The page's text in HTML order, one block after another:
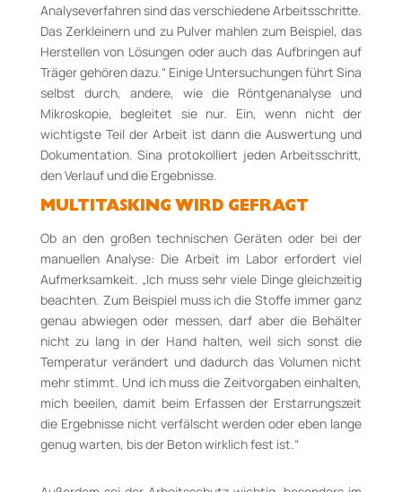
Analyseverfahren sind das verschiedene Arbeitsschritte.
Das Zerkleinern und zu Pulver mahlen zum Beispiel, das
Herstellen von Lösungen oder auch das Aufbringen auf
Träger gehören dazu.“ Einige Untersuchungen führt Sina
selbst durch, andere, wie die Röntgenanalyse und
Mikroskopie, begleitet sie nur. Ein, wenn nicht der
wichtigste Teil der Arbeit ist dann die Auswertung und
Dokumentation. Sina protokolliert jeden Arbeitsschritt,
den Verlauf und die Ergebnisse.
MULTITASKING WIRD GEFRAGT
Ob an den großen technischen Geräten oder bei der
manuellen Analyse: Die Arbeit im Labor erfordert viel
Aufmerksamkeit. „Ich muss sehr viele Dinge gleichzeitig
beachten. Zum Beispiel muss ich die Stoffe immer ganz
genau abwiegen oder messen, darf aber die Behälter
nicht zu lang in der Hand halten, weil sich sonst die
Temperatur verändert und dadurch das Volumen nicht
mehr stimmt. Und ich muss die Zeitvorgaben einhalten,
mich beeilen, damit beim Erfassen der Erstarrungszeit
die Ergebnisse nicht verfälscht werden oder eben lange
genug warten, bis der Beton wirklich fest ist.“